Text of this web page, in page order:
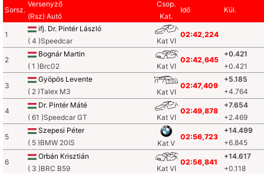
Sorsz.
Versenyző
(Rsz) Autó
Csop.
Kat.
Idő Kül.
1
ifj. Dr. Pintér László
( 4 )Speedcar
Kat VI
02:42,224
2
Bognár Martin
( 1 )Brc02
Kat VI
02:42,645
+0.421
+0.421
3
Gyöpös Levente
( 2 )Talex M3
Kat VI
02:47,409
+5.185
+4.764
4
Dr. Pintér Máté
( 61 )Speedcar GT
Kat VI
02:49,878
+7.654
+2.469
5
Szepesi Péter
( 5 )BMW 20IS
Kat V
02:56,723
+14.499
+6.845
6
Orbán Krisztián
( 3 )BRC B59
Kat VI
02:56,841
+14.617
+0.118